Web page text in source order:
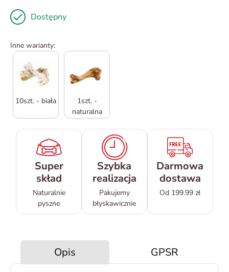
Dostępny
Inne warianty:
10szt. - biała
1szt. -
naturalna
Super
skład
Naturalnie
pyszne
Szybka
realizacja
Pakujemy
błyskawicznie
Darmowa
dostawa
Od 199.99 zł
Opis GPSR